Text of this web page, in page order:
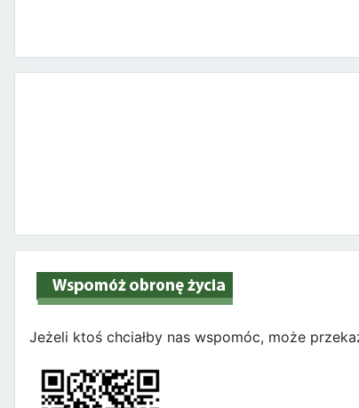
Jeżeli ktoś chciałby nas wspomóc, może